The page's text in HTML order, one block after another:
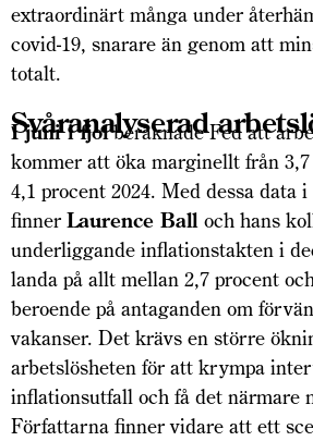
extraordinärt många under
covid-19, snarare än genom att
totalt.
Svåranalyserad
I juni i fjolberäknade Fed att
kommer att öka marginellt från
4,1 procent 2024. Med dessa data
finner Laurence Ball och hans
underliggande inflationstakten i
landa på allt mellan 2,7 procent
beroende på antaganden om
vakanser. Det krävs en större
arbetslösheten för att krympa
inflationsutfall och få det närmare
Författarna finner vidare att ett